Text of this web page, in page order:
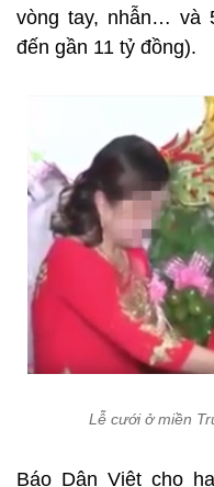
vòng tay, nhẫn… và
đến gần 11 tỷ đồng).
Lễ cưới ở miền
Báo Dân Việt cho